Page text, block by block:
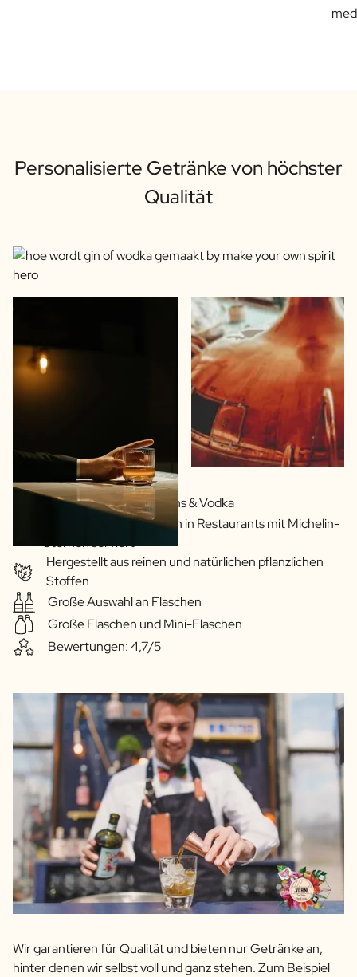
Personalisierte Getränke von höchster
Qualität
Eigene Rezepte von Gins & Vodka
Unsere Getränke werden in Restaurants mit Michelin-
Sternen serviert
Hergestellt aus reinen und natürlichen pflanzlichen
Stoffen
Große Auswahl an Flaschen
Große Flaschen und Mini-Flaschen
Bewertungen: 4,7/5
Wir garantieren für Qualität und bieten nur Getränke an,
hinter denen wir selbst voll und ganz stehen. Zum Beispiel